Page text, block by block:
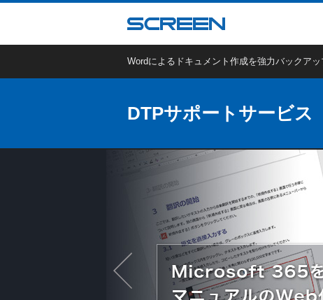
Wordによるドキュメント作成を強力バックアッ
DTPサポートサービス